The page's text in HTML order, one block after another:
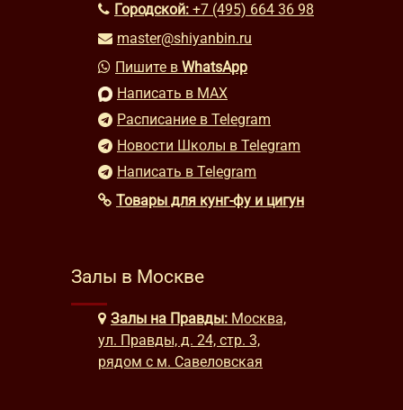
Городской: +7 (495) 664 36 98
master@shiyanbin.ru
Пишите в WhatsApp
Написать в MAX
Расписание в Telegram
Новости Школы в Telegram
Написать в Telegram
Товары для кунг-фу и цигун
Залы в Москве
Залы на Правды: Москва,
ул. Правды, д. 24, стр. 3,
рядом с м. Савеловская